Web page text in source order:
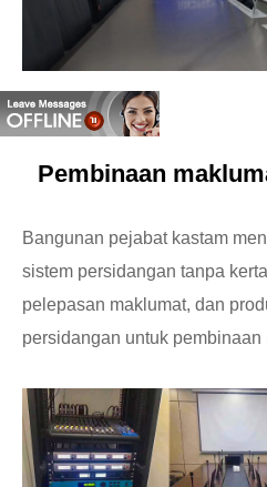
Pembinaan
Bangunan pejabat kastam
sistem persidangan tanpa
pelepasan maklumat, dan
persidangan untuk pembinaan